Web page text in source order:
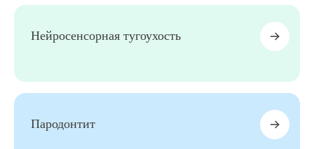
Нейросенсорная тугоухость
Пародонтит